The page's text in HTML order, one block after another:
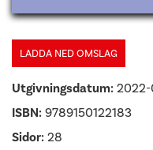
LADDA NED OMSLAG
Utgivningsdatum: 2022-
ISBN: 9789150122183
Sidor: 28